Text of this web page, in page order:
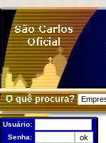
O quê procura?
Usuário:
Senha: